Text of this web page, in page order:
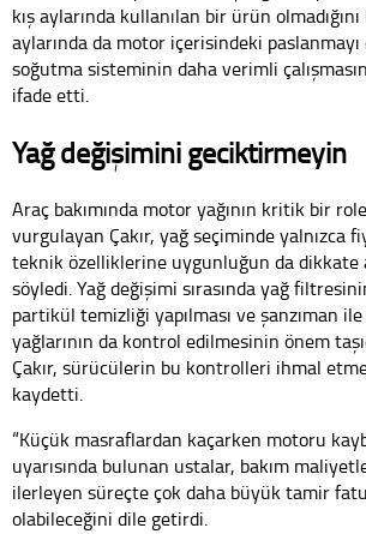
kış aylarında kullanılan bir ürün
aylarında da motor içerisindeki
soğutma sisteminin daha verimli
ifade etti.
Yağ değişimini geciktirmeyin
Araç bakımında motor yağının kritik bir
vurgulayan Çakır, yağ seçiminde yalnızca
teknik özelliklerine uygunluğun da dikkate
söyledi. Yağ değişimi sırasında yağ
partikül temizliği yapılması ve şanzıman
yağlarının da kontrol edilmesinin önem
Çakır, sürücülerin bu kontrolleri ihmal
kaydetti.
“Küçük masraflardan kaçarken motoru
uyarısında bulunan ustalar, bakım
ilerleyen süreçte çok daha büyük tamir
olabileceğini dile getirdi.